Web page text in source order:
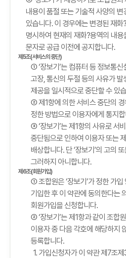
내용이 품절 또는 기술적 사양의
있습니다. 이 경우에는 변경된 재
명시하여 현재의 재화?용역의 내
문자로 공급 이전에 공지합니다.
제5조(서비스의 중단)
① ‘장보기’는 컴퓨터 등 정보통
고장, 통신의 두절 등의 사유가 발
제공을 일시적으로 중단할 수 있
② 제1항에 의한 서비스 중단의 경
정한 방법으로 이용자에게 통지
③ ‘장보기’는 제1항의 사유로 서
중단됨으로 인하여 이용자 또는
배상합니다. 단 ‘장보기’의 고의
그러하지 아니합니다.
제6조(회원가입)
① 조합원은 ‘장보기’가 정한 가
기입한 후 이 약관에 동의한다는
회원가입을 신청합니다.
② ‘장보기’는 제1항과 같이 조합
이용자 중 다음 각호에 해당하지
등록합니다.
1. 가입신청자가 이 약관 제7조